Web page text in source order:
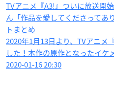
TVアニメ『A3!』ついに放送開
ん「作品を愛してくださってあ
トまとめ
2020年1月13日より、TVアニメ
した！本作の原作となったイ
2020-01-16 20:30